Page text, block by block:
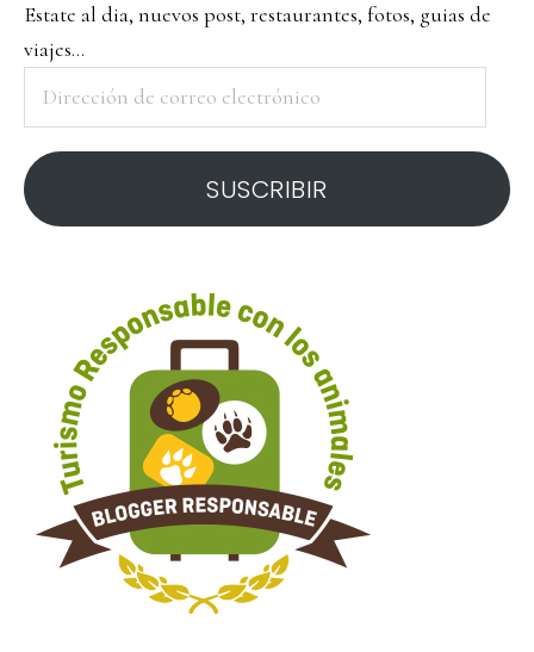
Estate al dia, nuevos post, restaurantes, fotos, guias de
viajes...
correo
electrónico
SUSCRIBIR